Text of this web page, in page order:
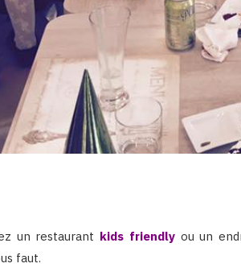
un restaurant kids friendlyou un
faut.